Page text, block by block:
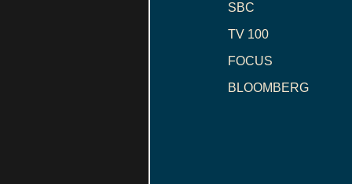
SBC
TV 100
FOCUS
BLOOMBERG